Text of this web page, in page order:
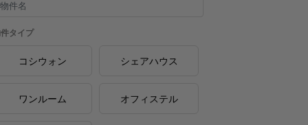
タイプ
コシウォン シェアハウス
ワンルーム オフィステル